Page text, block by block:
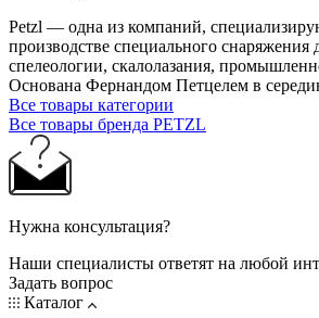
Petzl — одна из компаний,
производстве специального снаряжения
спелеологии, скалолазания,
Основана Фернандом Петцелем в
Все товары категории
Все товары бренда PETZL
Нужна консультация?
Наши специалисты ответят на любой
Задать вопрос
Каталог